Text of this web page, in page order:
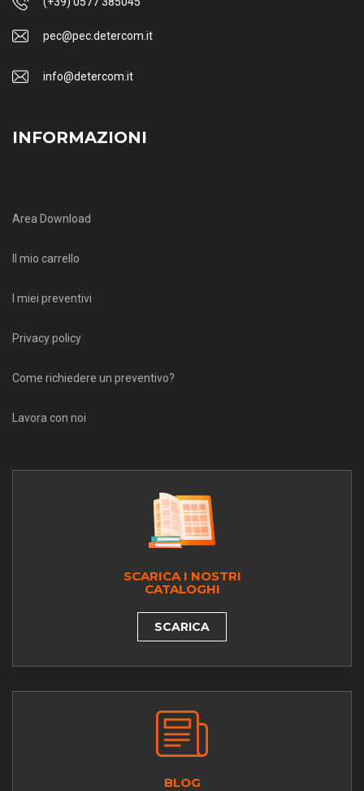
pec@pec.detercom.it
info@detercom.it
INFORMAZIONI
Area Download
Il mio carrello
I miei preventivi
Privacy policy
Come richiedere un preventivo?
Lavora con noi
SCARICA I NOSTRI
CATALOGHI
SCARICA
BLOG